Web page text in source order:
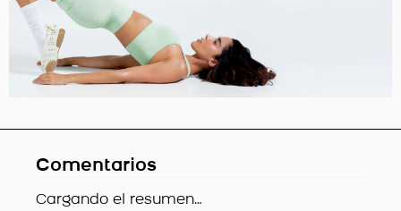
Comentarios
Cargando el resumen…